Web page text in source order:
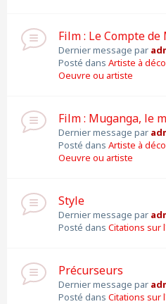
Film : Le Compte
Dernier message par
Posté dans Artiste à
Oeuvre ou artiste
Film : Muganga, le
Dernier message par
Posté dans Artiste à
Oeuvre ou artiste
Style
Dernier message par
Posté dans Citations sur
Précurseurs
Dernier message par
Posté dans Citations sur